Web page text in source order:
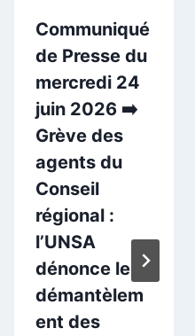
Communiqué
de Presse du
mercredi 24
juin 2026 ➡️
Grève des
agents du
Conseil
régional :
l’UNSA
dénonce le
démantèlem
ent des